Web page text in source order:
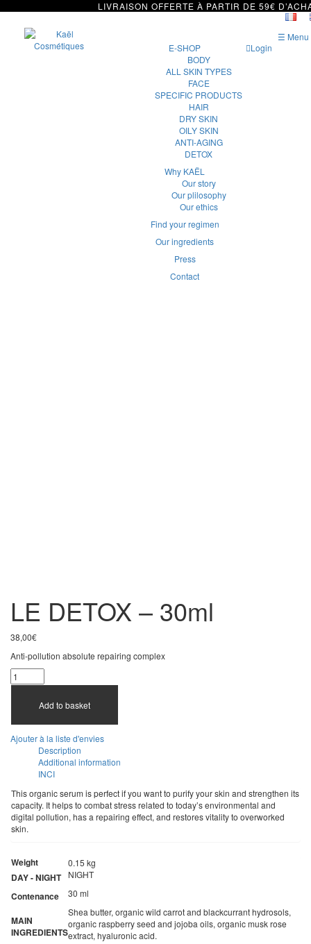
E-SHOP
BODY
ALL SKIN TYPES
FACE
SPECIFIC PRODUCTS
HAIR
DRY SKIN
OILY SKIN
ANTI-AGING
DETOX
Why KAËL
Our story
Our plilosophy
Our ethics
Find your regimen
Our ingredients
Press
Contact
Login
☰ Menu
LE DETOX – 30ml
38,00€
Anti-pollution absolute repairing complex
Add to basket
Ajouter à la liste d'envies
Description
Additional information
INCI
This organic serum is perfect if you want to purify your skin and strengthen its
capacity. It helps to combat stress related to today’s environmental and
digital pollution, has a repairing effect, and restores vitality to overworked
skin.
Weight 0.15 kg
DAY - NIGHT NIGHT
Contenance 30 ml
MAIN
INGREDIENTS
Shea butter, organic wild carrot and blackcurrant hydrosols,
organic raspberry seed and jojoba oils, organic musk rose
extract, hyaluronic acid.
LIVRAISON OFFERTE À PARTIR DE 59€